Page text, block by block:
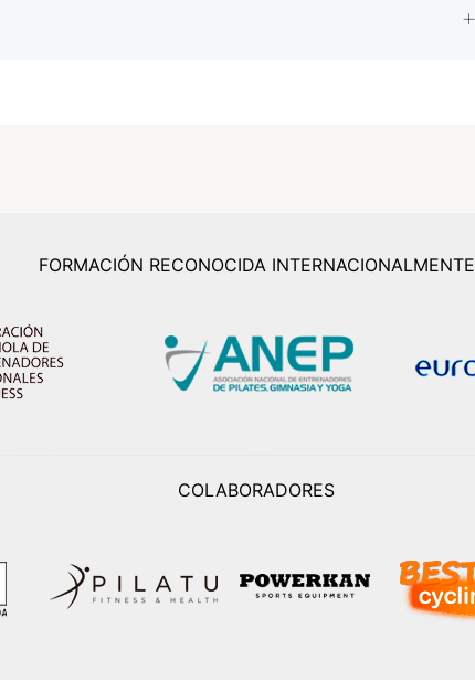
FORMACIÓN RECONOCIDA INTERNACIONALMENTE
COLABORADORES